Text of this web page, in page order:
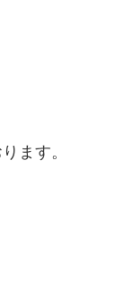
ます。